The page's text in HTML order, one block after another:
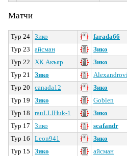
Матчи
Тур 24 Зико
farada66
Тур 23
айсман
Зико
Тур 22
ХК Акъяр
Зико
Тур 21
Зико
Тур 20
canada12
Зико
Тур 19
Зико
Goblen
Тур 18
rauLLIHuk-1
Зико
Тур 17
Зико
scafandr
Тур 16
Leon941
Зико
Тур 15
Зико
айсман